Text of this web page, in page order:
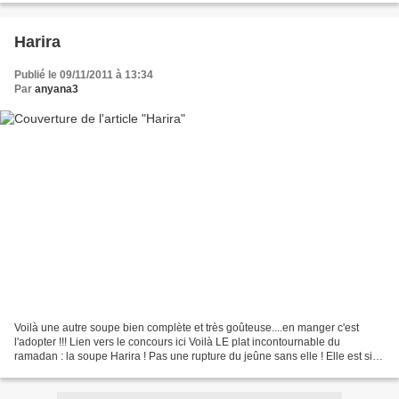
Harira
Publié le 09/11/2011 à 13:34
Par anyana3
Voilà une autre soupe bien complète et très goûteuse....en manger c'est
l'adopter !!! Lien vers le concours ici Voilà LE plat incontournable du
ramadan : la soupe Harira ! Pas une rupture du jeûne sans elle ! Elle est si